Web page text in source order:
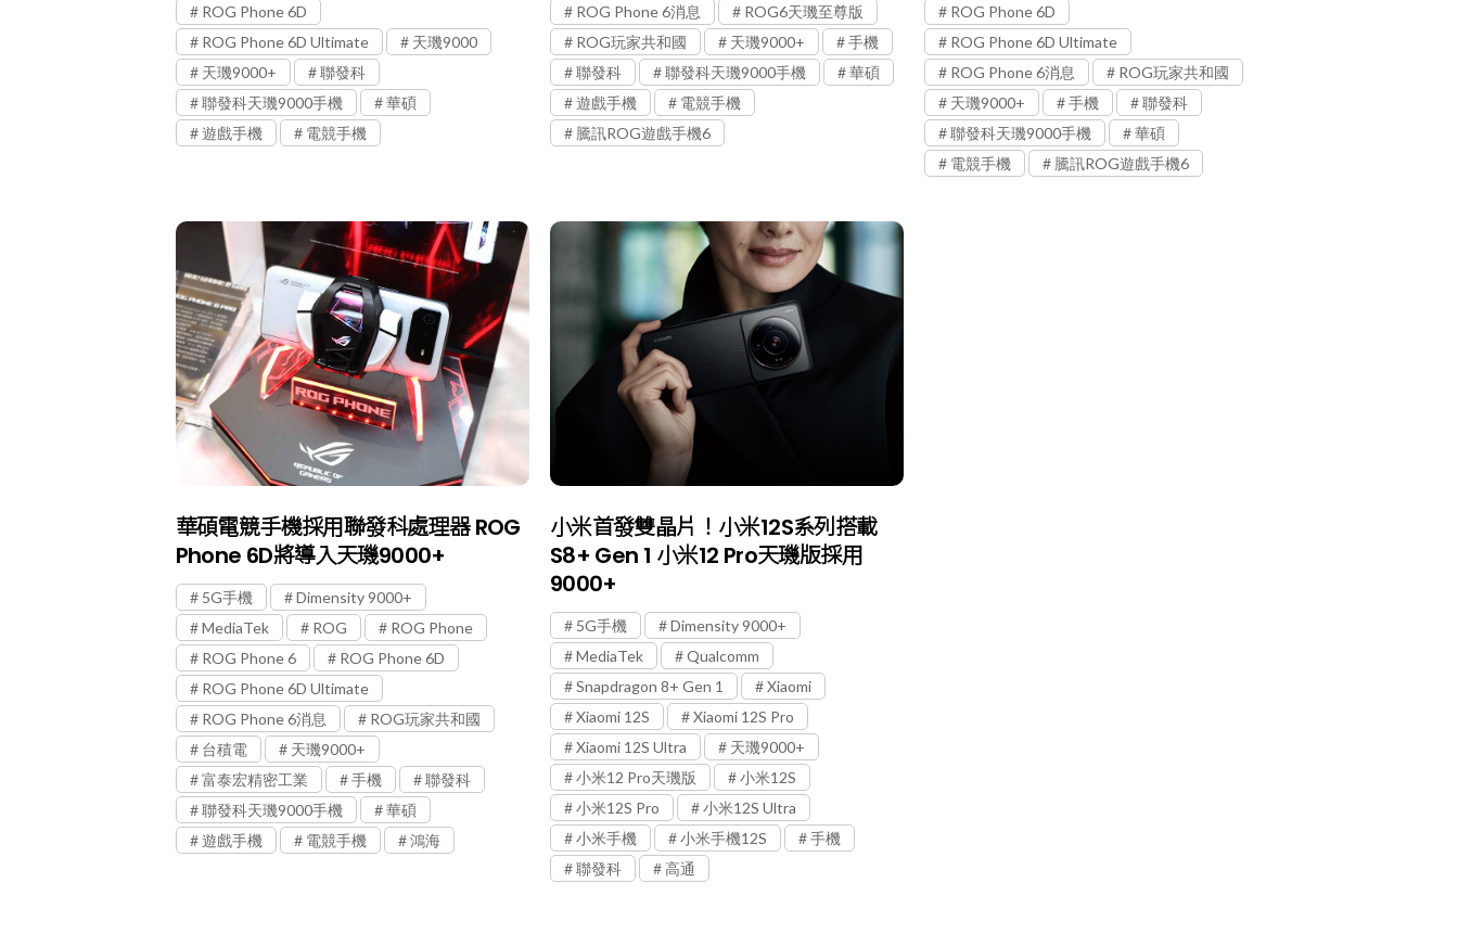
ROG Phone 6D
ROG Phone 6D Ultimate
天璣9000
天璣9000+
聯發科
聯發科天璣9000手機
華碩
遊戲手機
電競手機
ROG Phone 6消息
ROG6天璣至尊版
ROG玩家共和國
天璣9000+
手機
聯發科
聯發科天璣9000手機
華碩
遊戲手機
電競手機
騰訊ROG遊戲手機6
ROG Phone 6D
ROG Phone 6D Ultimate
ROG Phone 6消息
ROG玩家共和國
天璣9000+
手機
聯發科
聯發科天璣9000手機
華碩
電競手機
騰訊ROG遊戲手機6
華碩電競手機採用聯發科處理器 ROG
Phone 6D將導入天璣9000+
5G手機
Dimensity 9000+
MediaTek
ROG
ROG Phone
ROG Phone 6
ROG Phone 6D
ROG Phone 6D Ultimate
ROG Phone 6消息
ROG玩家共和國
台積電
天璣9000+
富泰宏精密工業
手機
聯發科
聯發科天璣9000手機
華碩
遊戲手機
電競手機 鴻海
小米首發雙晶片！小米12S系列搭載
S8+ Gen 1 小米12 Pro天璣版採用
9000+
5G手機
Dimensity 9000+
MediaTek
Qualcomm
Snapdragon 8+ Gen 1
Xiaomi
Xiaomi 12S
Xiaomi 12S Pro
Xiaomi 12S Ultra
天璣9000+
小米12 Pro天璣版
小米12S
小米12S Pro
小米12S Ultra
小米手機
小米手機12S
手機
聯發科
高通